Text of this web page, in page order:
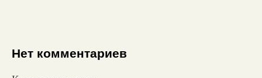
Нет комментариев